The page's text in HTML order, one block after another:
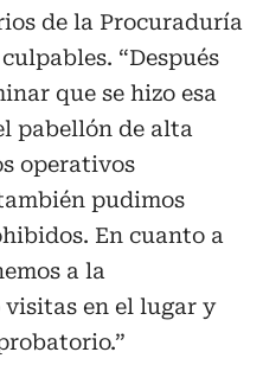
de la Procuraduría
“Después
que se hizo esa
pabellón de alta
operativos
pudimos
En cuanto a
a la
en el lugar y